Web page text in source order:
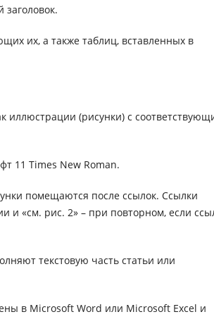
их, а также таблиц, вставленных в
иллюстрации (рисунки) с
11 Times New Roman.
помещаются после ссылок. Ссылки
«см. рис. 2» – при повторном, если
текстовую часть статьи или
в Microsoft Word или Microsoft Excel и